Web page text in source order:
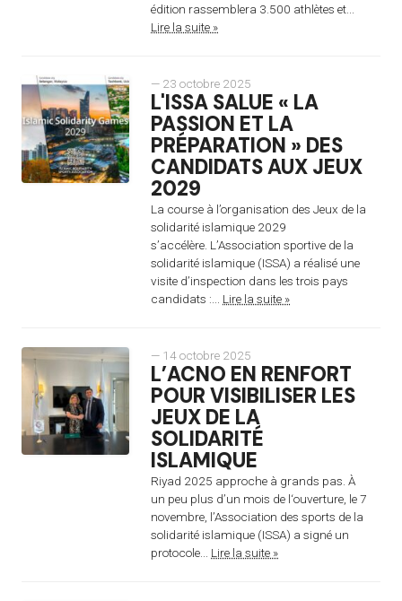
édition rassemblera 3.500 athlètes et...
Lire la suite »
— 23 octobre 2025
L'ISSA SALUE « LA
PASSION ET LA
PRÉPARATION » DES
CANDIDATS AUX JEUX
2029
La course à l’organisation des Jeux de la
solidarité islamique 2029
s’accélère. L’Association sportive de la
solidarité islamique (ISSA) a réalisé une
visite d’inspection dans les trois pays
candidats :... Lire la suite »
— 14 octobre 2025
L’ACNO EN RENFORT
POUR VISIBILISER LES
JEUX DE LA
SOLIDARITÉ
ISLAMIQUE
Riyad 2025 approche à grands pas. À
un peu plus d’un mois de l‘ouverture, le 7
novembre, l’Association des sports de la
solidarité islamique (ISSA) a signé un
protocole... Lire la suite »